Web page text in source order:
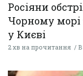
Росіяни
Чорному морі
у Києві
2 хв на прочитання